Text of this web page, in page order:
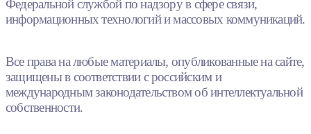
Федеральной службой по надзору в сфере связи,
информационных технологий и массовых коммуникаций.
Все права на любые материалы, опубликованные на сайте,
защищены в соответствии с российским и
международным законодательством об интеллектуальной
собственности.